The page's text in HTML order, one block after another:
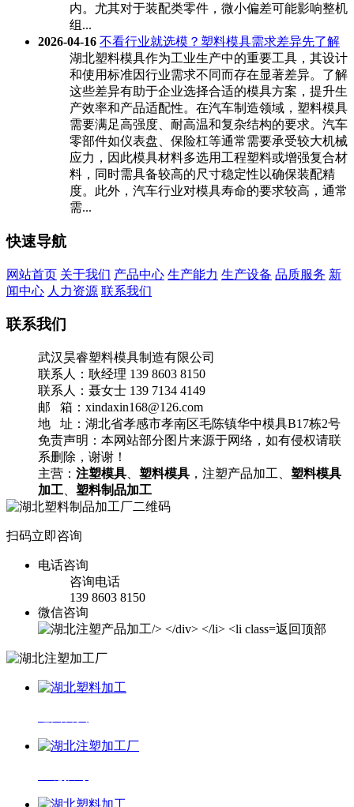
内。尤其对于装配类零件，微小偏差可能影响整机
组...
2026-04-16 不看行业就选模？塑料模具需求差异先了解
湖北塑料模具作为工业生产中的重要工具，其设计
和使用标准因行业需求不同而存在显著差异。了解
这些差异有助于企业选择合适的模具方案，提升生
产效率和产品适配性。在汽车制造领域，塑料模具
需要满足高强度、耐高温和复杂结构的要求。汽车
零部件如仪表盘、保险杠等通常需要承受较大机械
应力，因此模具材料多选用工程塑料或增强复合材
料，同时需具备较高的尺寸稳定性以确保装配精
度。此外，汽车行业对模具寿命的要求较高，通常
需...
快速导航
网站首页 关于我们 产品中心 生产能力 生产设备 品质服务 新
闻中心 人力资源 联系我们
联系我们
武汉昊睿塑料模具制造有限公司
联系人：耿经理 139 8603 8150
联系人：聂女士 139 7134 4149
邮 箱：xindaxin168@126.com
地 址：湖北省孝感市孝南区毛陈镇华中模具B17栋2号
免责声明：本网站部分图片来源于网络，如有侵权请联
系删除，谢谢！
主营： 注塑模具 塑料模具 ，注塑产品加工、 塑料模具
加工
塑料制品加工
扫码立即咨询
电话咨询
咨询电话
139 8603 8150
微信咨询
返回顶部